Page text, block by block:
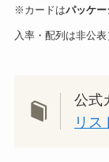
※カードはパッケ
入率・配列は非公表
公式
リス